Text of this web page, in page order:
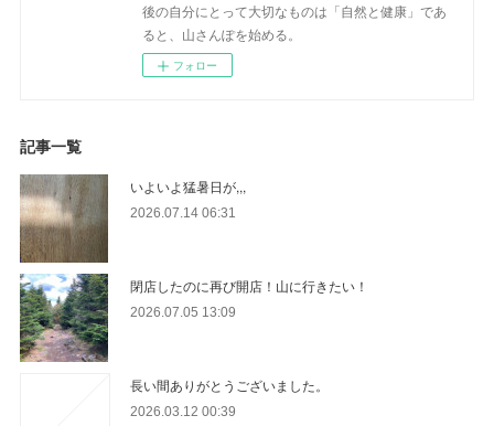
後の自分にとって大切なものは「自然と健康」であ
ると、山さんぽを始める。
フォロー
記事一覧
いよいよ猛暑日が,,,
2026.07.14 06:31
閉店したのに再び開店！山に行きたい！
2026.07.05 13:09
長い間ありがとうございました。
2026.03.12 00:39